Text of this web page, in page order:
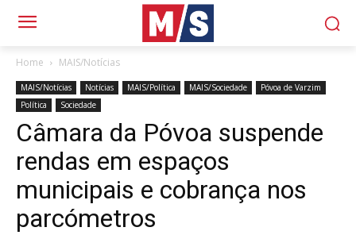
Home MAIS/Notícias
MAIS/Notícias Notícias MAIS/Política MAIS/Sociedade
Póvoa de Varzim
Política
Sociedade
Câmara da Póvoa suspende
rendas em espaços
municipais e cobrança nos
parcómetros